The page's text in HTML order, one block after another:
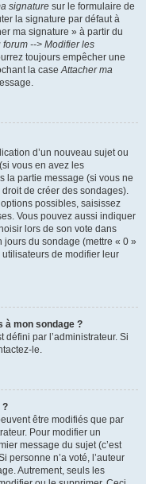
signature sur le formulaire de
la signature par défaut à
ma signature » à partir du
--> Modifier les
toujours empêcher une
la caseAttacher ma
d’un nouveau sujet ou
vous en avez les
la partie message (si vous ne
de créer des sondages).
possibles, saisissez
Vous pouvez aussi indiquer
lors de son vote dans
jours du sondage (mettre « 0 »
de modifier leur
à mon sondage ?
défini par l’administrateur. Si
le.
?
être modifiés que par
Pour modifier un
message du sujet (c’est
personne n’a voté, l’auteur
Autrement, seuls les